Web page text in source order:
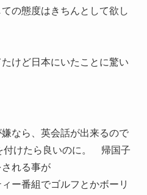
の態度はきちんとして欲し
けど日本にいたことに驚い
なら、英会話が出来るので
付けたら良いのに。 帰国子
れる事が
ー番組でゴルフとかボーリ